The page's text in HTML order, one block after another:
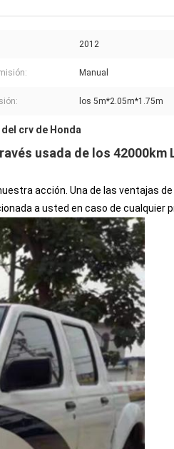
2012
Manual
los 5m*2.05m*1.75m
crv de Honda
usada de los 42000km
acción. Una de las ventajas
a usted en caso de cualquier